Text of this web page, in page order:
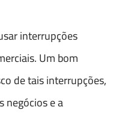
interrupções
Um bom
de tais interrupções,
negócios e a